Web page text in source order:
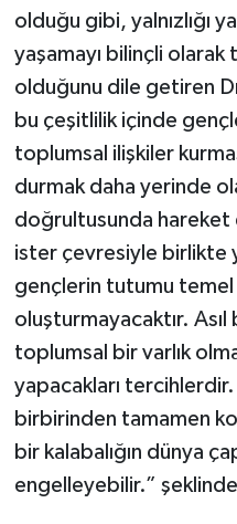
olduğu gibi, yalnızlığı
yaşamayı bilinçli
olduğunu dile getiren
bu çeşitlilik içinde
toplumsal ilişkiler
durmak daha yerinde
doğrultusunda hareket
ister çevresiyle birlikte
gençlerin tutumu temel
oluşturmayacaktır.
toplumsal bir varlık
yapacakları
birbirinden tamamen
bir kalabalığın dünya
engelleyebilir.”